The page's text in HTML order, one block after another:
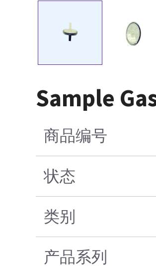
Sample
商品编号
状态
类别
产品系列